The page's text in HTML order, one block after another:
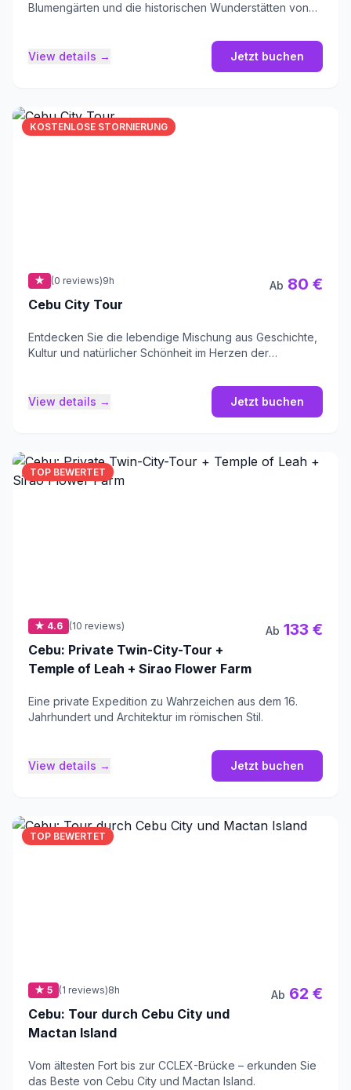
Blumengärten und die historischen Wunderstätten von
View details → Jetzt buchen
KOSTENLOSE STORNIERUNG
★ (0 reviews)9h
Cebu City Tour
Ab 80 €
Entdecken Sie die lebendige Mischung aus Geschichte,
Kultur und natürlicher Schönheit im Herzen der
View details → Jetzt buchen
TOP BEWERTET
★ 4.6 (10 reviews)
Cebu: Private Twin-City-Tour +
Temple of Leah + Sirao Flower Farm
Ab 133 €
Eine private Expedition zu Wahrzeichen aus dem 16.
Jahrhundert und Architektur im römischen Stil.
View details → Jetzt buchen
TOP BEWERTET
★ 5 (1 reviews)8h
Cebu: Tour durch Cebu City und
Mactan Island
Ab 62 €
Vom ältesten Fort bis zur CCLEX-Brücke – erkunden Sie
das Beste von Cebu City und Mactan Island.